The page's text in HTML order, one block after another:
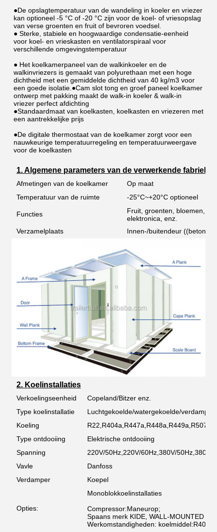
●De opslagtemperatuur van de wandeling in koeler en vriezer
kan optioneel -5 °C of -20 °C zijn voor de koel- of vriesopslag
van verse groenten en fruit of bevroren voedsel.
● Sterke, stabiele en hoogwaardige condensatie-eenheid
voor koel- en vrieskasten en ventilatorspiraal voor
verschillende omgevingstemperatuur
● Het koelkamerpaneel van de walkinkoeler en de
walkinvriezers is gemaakt van polyurethaan met een hoge
dichtheid met een gemiddelde dichtheid van 40 kg/m3 voor
een goede isolatie.●Cam slot tong en groef paneel koelkamer
ontwerp met pakking maakt de walk-in koeler & walk-in
vriezer perfect afdichting
●Standaardmaat van koelkasten, koelkasten en vriezeren met
een aantrekkelijke prijs
●De digitale thermostaat van de koelkamer zorgt voor een
nauwkeurige temperatuurregeling en temperatuurweergave
voor de koelkasten
1. Algemene parameters van de verwerkende fabriek
Afmetingen van de koelkamer
Op maat
Temperatuur van de ruimte
-25°C~+20°C optioneel
Functies
Fruit, groenten, bloemen,
elektronica, enz.
Verzamelplaats
Innen-/buitendeur
2. Koelinstallaties
Verkoelingseenheid
Copeland/Bitzer enz.
Type koelinstallatie
Luchtgekoelde/watergekoelde/
Koeling
R22,R404a,R447a,R448a,R449a,R507a
Type ontdooiing
Elektrische ontdooiing
Spanning
220V/50Hz,220V/60Hz,380V/50Hz,380V/
Vavle
Danfoss
Verdamper
Koepel
Opties:
Monoblokkoelinstallaties
Compressor:Maneurop;
Spaans merk KIDE, WALL-MOUNTED
Werkomstandigheden: koelmiddel:R404a